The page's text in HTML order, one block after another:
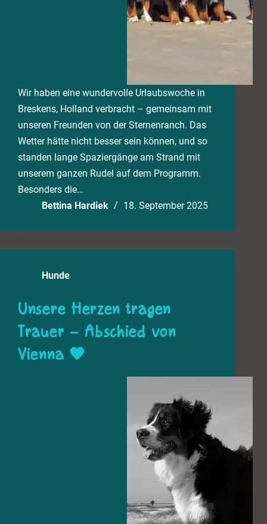
Wir haben eine wundervolle Urlaubswoche in
Breskens, Holland verbracht – gemeinsam mit
unseren Freunden von der Sternenranch. Das
Wetter hätte nicht besser sein können, und so
standen lange Spaziergänge am Strand mit
unserem ganzen Rudel auf dem Programm.
Besonders die…
Bettina Hardiek
18. September 2025
Hunde
Unsere Herzen tragen
Trauer – Abschied von
Vienna 🖤